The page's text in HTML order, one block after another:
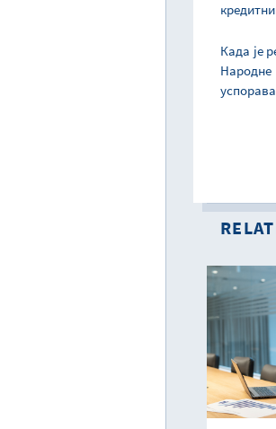
Када је